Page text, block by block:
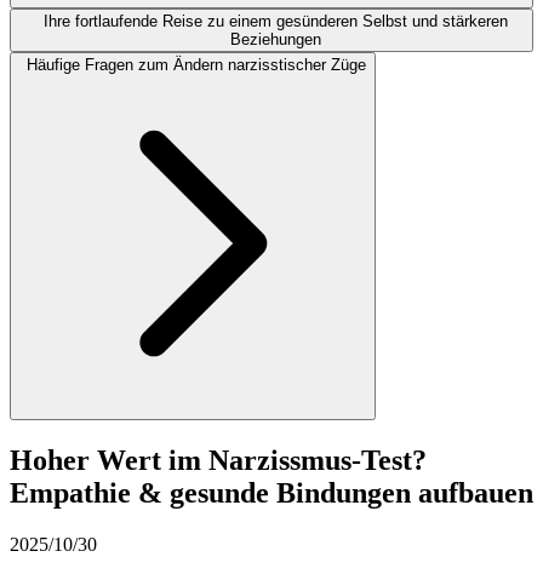
Ihre fortlaufende Reise zu einem gesünderen Selbst und stärkeren
Beziehungen
Häufige Fragen zum Ändern narzisstischer Züge
Hoher Wert im Narzissmus-Test?
Empathie & gesunde Bindungen aufbauen
2025/10/30